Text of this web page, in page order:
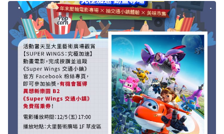
市南区复兴路三段362号B09） 活动连结：
https://reurl.cc/la7lL6 -------------------------------- 市集｜单细
胞市集 12/6(六)－12/7(日) 12:30-20:30 诚品生活480号
（台中市西屯区市政路480号） 活动连结：
https://reurl.cc/Dboeve --------------------------------
时间：周四到周一11:30–23:00 #老蔡大面焿 只开两天的
传奇深夜美食 #老蔡大面焿 浓郁大面焿喝一口直接暖到
心底 搭配辣菜脯绝对是完美组合想吃真的规划时间！ 地
址：台中市中区笃行路18号 时间：周五、周六 16:30–
01:10 感谢IG网友、店家 ＠laocai_damian、＠spsp0709
提供授权美照 #小渔儿烧酒鸡店 寒流来袭就想喝的烧酒
鸡 酒香温顺、汤头浓郁超疗癒 还能配现炒、青菜、小菜
整桌开吃！ 冷冷的夜里来一锅真的超暖心 地址：台中市
西区笃行路151号 时间：周一至周日 17:00–01:00 感谢IG
网友 ＠aillsea.tw 提供授权美照